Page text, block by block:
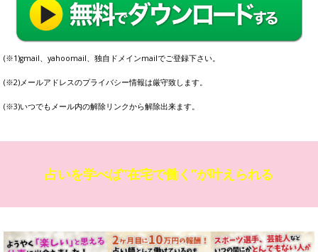
(※1)gmail、yahoomail、独自ドメインmailでご登録下さい。
(※2)メールアドレスのプライバシー情報は厳守致します。
(※3)いつでもメール内の解除リンクから解除出来ます。
占いを学べば”在宅で働く”が叶えられる